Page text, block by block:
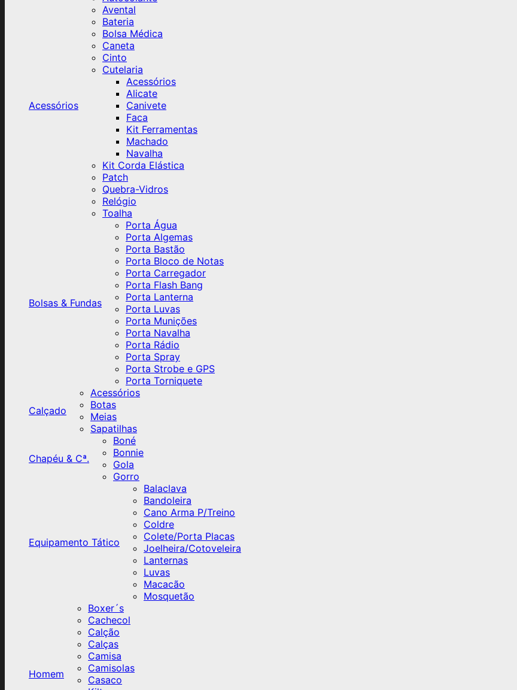
Acessórios
Avental
Bateria
Bolsa Médica
Caneta
Cinto
Cutelaria
Acessórios
Alicate
Canivete
Faca
Kit Ferramentas
Machado
Navalha
Kit Corda Elástica
Patch
Quebra-Vidros
Relógio
Toalha
Bolsas & Fundas
Porta Água
Porta Algemas
Porta Bastão
Porta Bloco de Notas
Porta Carregador
Porta Flash Bang
Porta Lanterna
Porta Luvas
Porta Munições
Porta Navalha
Porta Rádio
Porta Spray
Porta Strobe e GPS
Porta Torniquete
Calçado
Acessórios
Botas
Meias
Sapatilhas
Chapéu & Cª.
Boné
Bonnie
Gola
Gorro
Equipamento Tático
Balaclava
Bandoleira
Cano Arma P/Treino
Coldre
Colete/Porta Placas
Joelheira/Cotoveleira
Lanternas
Luvas
Macacão
Mosquetão
Homem
Boxer´s
Cachecol
Calção
Calças
Camisa
Camisolas
Casaco